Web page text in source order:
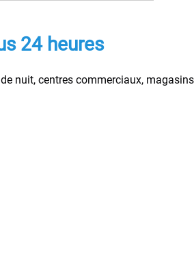
24 heures
nuit, centres commerciaux,